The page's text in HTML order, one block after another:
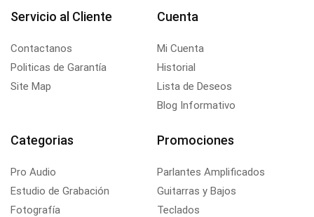
Servicio al Cliente
Contactanos
Politicas de Garantía
Site Map
Cuenta
Mi Cuenta
Historial
Lista de Deseos
Blog Informativo
Categorias
Pro Audio
Estudio de Grabación
Fotografía
Promociones
Parlantes Amplificados
Guitarras y Bajos
Teclados